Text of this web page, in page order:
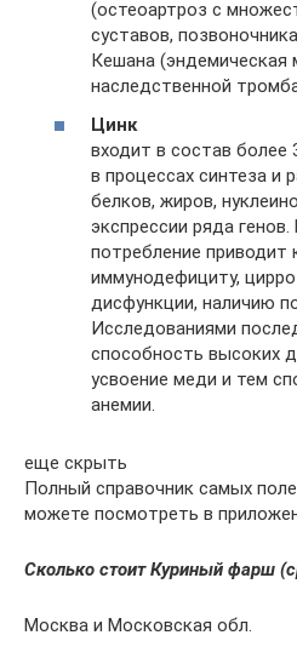
(остеоартроз с
суставов,
Кешана (эндемическая
наследственной
Цинк
входит в состав более
в процессах синтеза и
белков, жиров,
экспрессии ряда
потребление приводит
иммунодефициту,
дисфункции, наличию
Исследованиями
способность высоких
усвоение меди и тем
анемии.
еще скрыть
Полный справочник самых
можете посмотреть в
Сколько стоит Куриный фарш
Москва и Московская обл.